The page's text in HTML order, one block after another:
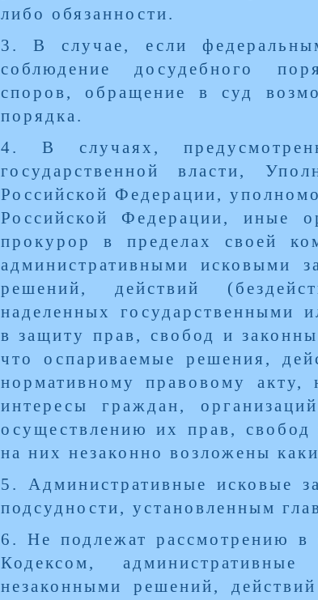
либо обязанности.
3. В случае, если
соблюдение досудебного
споров, обращение в суд
порядка.
4. В случаях,
государственной власти,
Российской Федерации,
Российской Федерации, иные
прокурор в пределах своей
административными исковыми
решений, действий
наделенных государственными
в защиту прав, свобод и
что оспариваемые решения,
нормативному правовому
интересы граждан,
осуществлению их прав, свобод
на них незаконно возложены
5. Административные исковые
подсудности, установленным
6. Не подлежат рассмотрению в
Кодексом,
незаконными решений,